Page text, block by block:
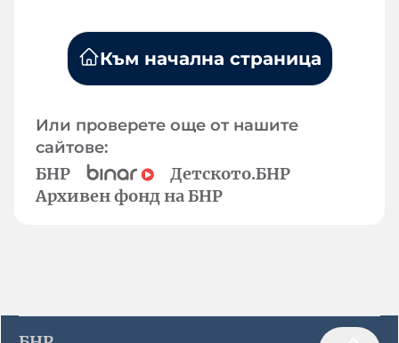
Към начална страница
Или проверете още от нашите
сайтове:
БНР
Детското.БНР
Архивен фонд на БНР